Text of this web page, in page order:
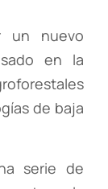
un nuevo
en la
de baja
serie de